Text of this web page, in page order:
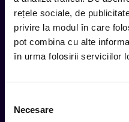
rețele sociale, de
privire la modul în care
pot combina cu alte
în urma folosirii serviciilor
consimțământului
Necesare
Aboneaza-te la newsletter-ul
evenimentele noi.